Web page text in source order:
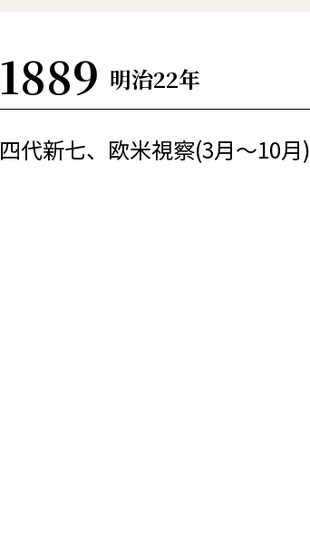
1889 明治22年
四代新七、欧米視察(3月～10月)